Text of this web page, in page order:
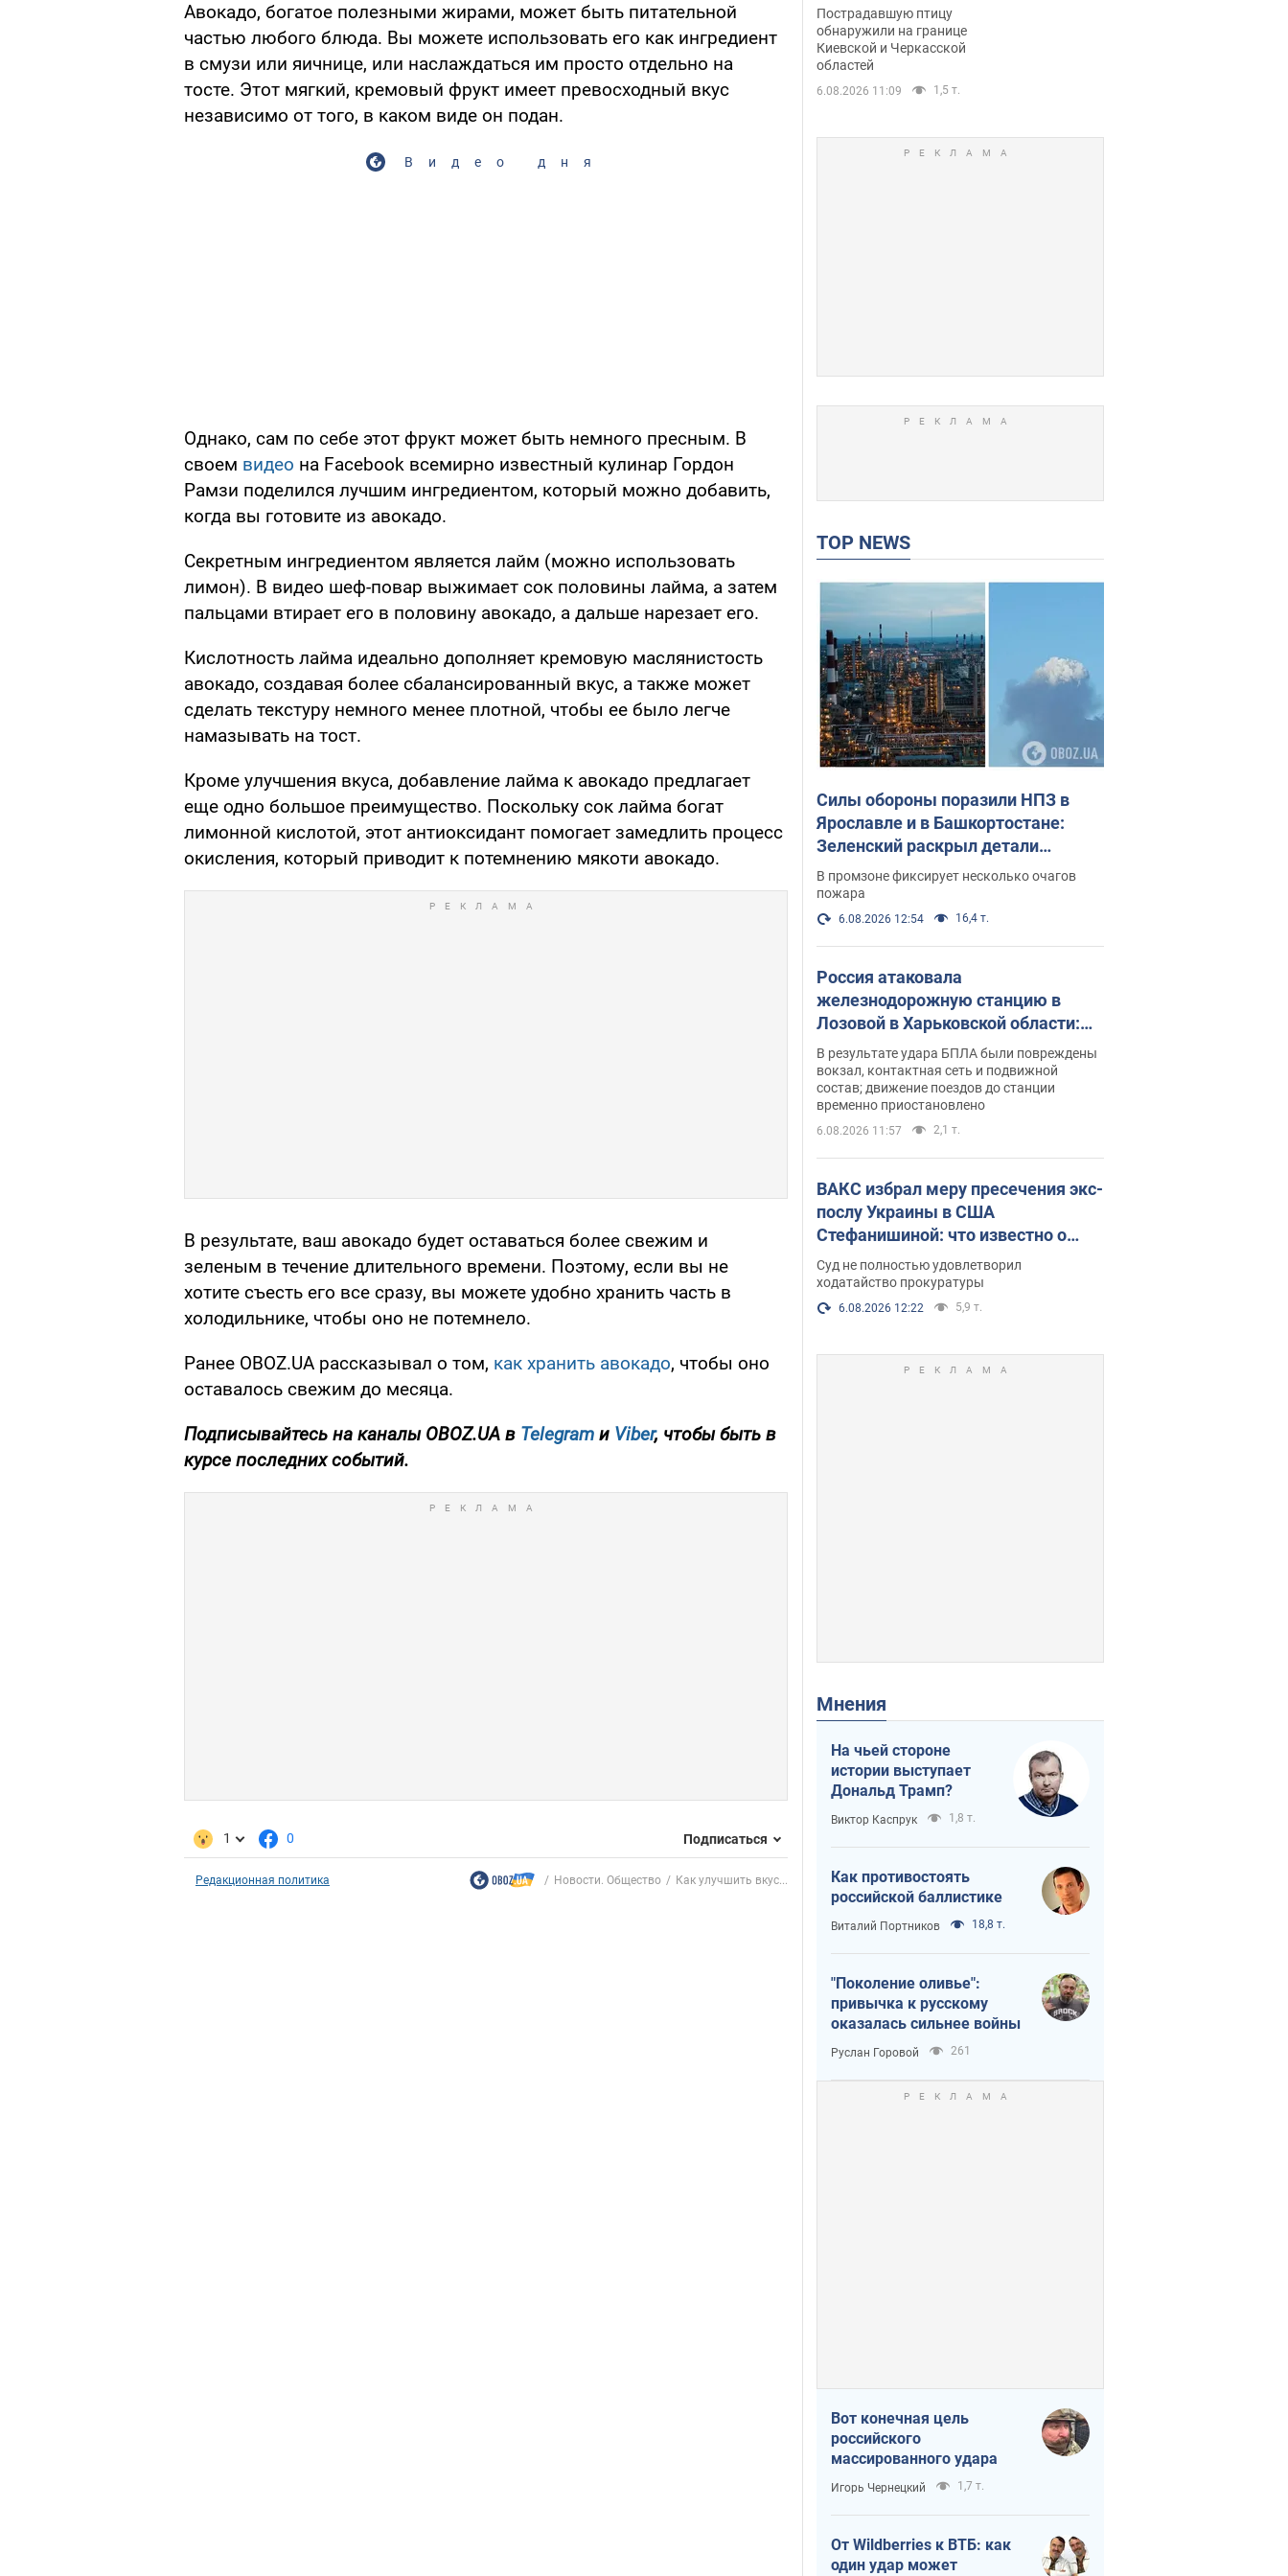
Авокадо, богатое полезными жирами, может быть питательной
частью любого блюда. Вы можете использовать его как ингредиент
в смузи или яичнице, или наслаждаться им просто отдельно на
тосте. Этот мягкий, кремовый фрукт имеет превосходный вкус
независимо от того, в каком виде он подан.
Видео дня
Однако, сам по себе этот фрукт может быть немного пресным. В
своем видео на Facebook всемирно известный кулинар Гордон
Рамзи поделился лучшим ингредиентом, который можно добавить,
когда вы готовите из авокадо.
Секретным ингредиентом является лайм (можно использовать
лимон). В видео шеф-повар выжимает сок половины лайма, а затем
пальцами втирает его в половину авокадо, а дальше нарезает его.
Кислотность лайма идеально дополняет кремовую маслянистость
авокадо, создавая более сбалансированный вкус, а также может
сделать текстуру немного менее плотной, чтобы ее было легче
намазывать на тост.
Кроме улучшения вкуса, добавление лайма к авокадо предлагает
еще одно большое преимущество. Поскольку сок лайма богат
лимонной кислотой, этот антиоксидант помогает замедлить процесс
окисления, который приводит к потемнению мякоти авокадо.
В результате, ваш авокадо будет оставаться более свежим и
зеленым в течение длительного времени. Поэтому, если вы не
хотите съесть его все сразу, вы можете удобно хранить часть в
холодильнике, чтобы оно не потемнело.
Ранее OBOZ.UA рассказывал о том, как хранить авокадо, чтобы оно
оставалось свежим до месяца.
Подписывайтесь на каналы OBOZ.UA в Telegram и Viber, чтобы быть в
курсе последних событий.
1 0 Подписаться
Редакционная политика Новости. Общество Как улучшить вкус...
нетипичный маршрут.
Фото
Пострадавшую птицу
обнаружили на границе
Киевской и Черкасской
областей
6.08.2026 11:09 1,5 т.
TOP NEWS
Силы обороны поразили НПЗ в
Ярославле и в Башкортостане:
Зеленский раскрыл детали
операции. Фото и видео
В промзоне фиксирует несколько очагов
пожара
6.08.2026 12:54 16,4 т.
Россия атаковала
железнодорожную станцию в
Лозовой в Харьковской области:
есть погибшие и раненые
В результате удара БПЛА были повреждены
вокзал, контактная сеть и подвижной
состав; движение поездов до станции
временно приостановлено
6.08.2026 11:57 2,1 т.
ВАКС избрал меру пресечения экс-
послу Украины в США
Стефанишиной: что известно о
деле
Суд не полностью удовлетворил
ходатайство прокуратуры
6.08.2026 12:22 5,9 т.
Мнения
На чьей стороне
истории выступает
Дональд Трамп?
Виктор Каспрук 1,8 т.
Как противостоять
российской баллистике
Виталий Портников 18,8 т.
"Поколение оливье":
привычка к русскому
оказалась сильнее войны
Руслан Горовой 261
Вот конечная цель
российского
массированного удара
Игорь Чернецкий 1,7 т.
От Wildberries к ВТБ: как
один удар может